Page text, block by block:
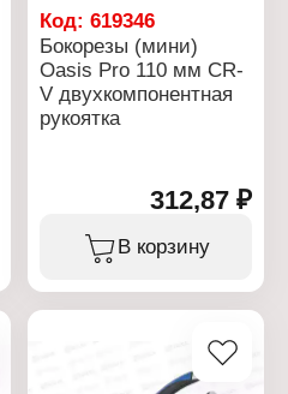
Количество: 2 шт
Магнитная: нет
Особенность: с
ограничителем
Код:619346
Бокорезы (мини)
Oasis Pro 110 мм CR-
V двухкомпонентная
рукоятка
312,87 ₽
В корзину